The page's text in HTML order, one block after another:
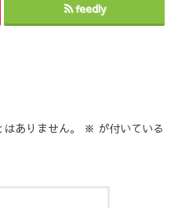
feedly
ありません。 ※ が付いている